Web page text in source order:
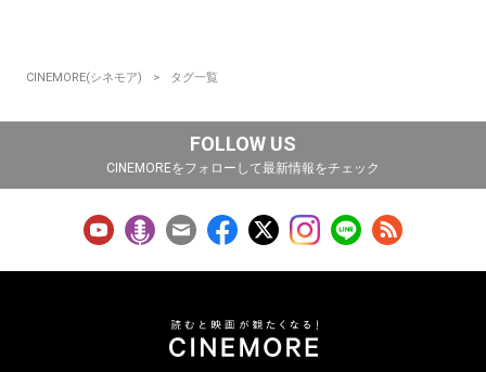
CINEMORE(シネモア) タグ一覧
FOLLOW US
CINEMOREをフォローして最新情報をチェック